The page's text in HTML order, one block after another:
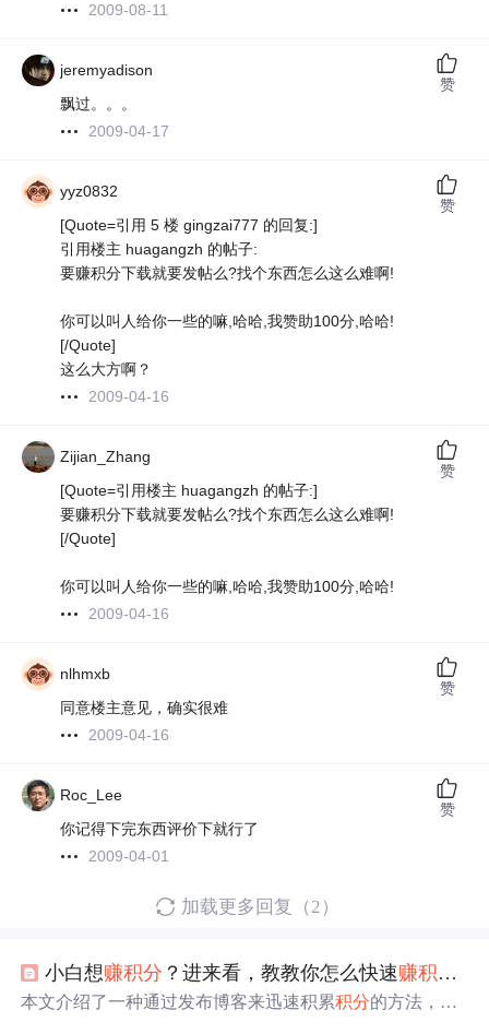
2009-08-11
jeremyadison
飘过。。。
2009-04-17
赞
yyz0832
[Quote=引用 5 楼 gingzai777 的回复:]
引用楼主 huagangzh 的帖子:
要赚积分下载就要发帖么?找个东西怎么这么难啊!
你可以叫人给你一些的嘛,哈哈,我赞助100分,哈哈!
[/Quote]
这么大方啊？
2009-04-16
赞
Zijian_Zhang
[Quote=引用楼主 huagangzh 的帖子:]
要赚积分下载就要发帖么?找个东西怎么这么难啊!
[/Quote]
你可以叫人给你一些的嘛,哈哈,我赞助100分,哈哈!
2009-04-16
赞
nlhmxb
同意楼主意见，确实很难
2009-04-16
赞
Roc_Lee
你记得下完东西评价下就行了
2009-04-01
赞
加载更多回复（2）
小白想赚积分 ？进来看，教教你怎么快速赚积分
本文介绍了一种通过发布博客来迅速积累积分的方法，适